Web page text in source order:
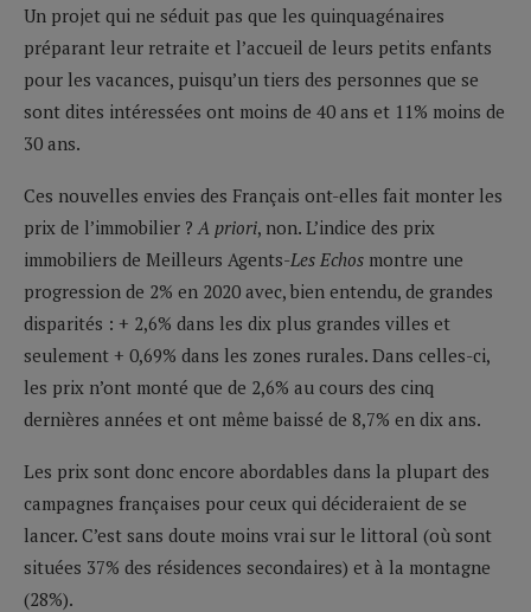
Un projet qui ne séduit pas que les quinquagénaires
préparant leur retraite et l’accueil de leurs petits enfants
pour les vacances, puisqu’un tiers des personnes que se
sont dites intéressées ont moins de 40 ans et 11% moins de
30 ans.
Ces nouvelles envies des Français ont-elles fait monter les
prix de l’immobilier ? A priori, non. L’indice des prix
immobiliers de Meilleurs Agents-Les Echos montre une
progression de 2% en 2020 avec, bien entendu, de grandes
disparités : + 2,6% dans les dix plus grandes villes et
seulement + 0,69% dans les zones rurales. Dans celles-ci,
les prix n’ont monté que de 2,6% au cours des cinq
dernières années et ont même baissé de 8,7% en dix ans.
Les prix sont donc encore abordables dans la plupart des
campagnes françaises pour ceux qui décideraient de se
lancer. C’est sans doute moins vrai sur le littoral (où sont
situées 37% des résidences secondaires) et à la montagne
(28%).